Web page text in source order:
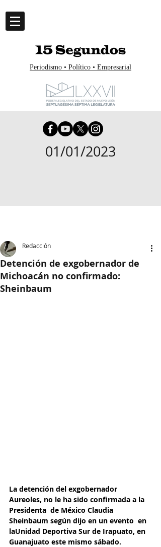
Periodismo • Político • Empresarial
01/01/2023
Detención de exgobernador de
Michoacán no confirmado:
Sheinbaum
Redacción
La detención del exgobernador
Aureoles, no le ha sido confirmada a la
Presidenta  de México Claudia
Sheinbaum según dijo en un evento  en
laUnidad Deportiva Sur de Irapuato, en
Guanajuato este mismo sábado.